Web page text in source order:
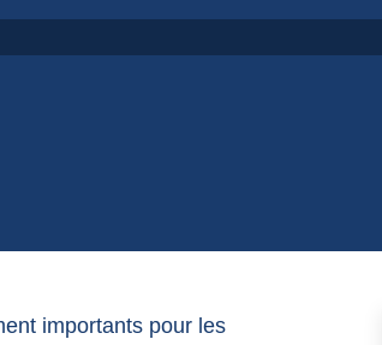
importants pour les